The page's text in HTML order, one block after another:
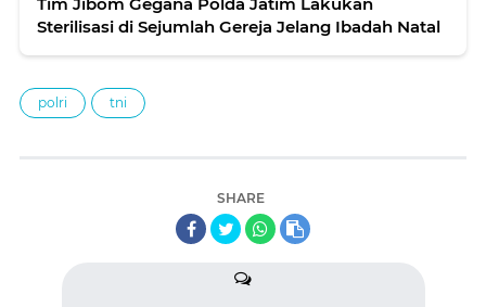
Sterilisasi di Sejumlah Gereja Jelang Ibadah Natal
polri tni
SHARE